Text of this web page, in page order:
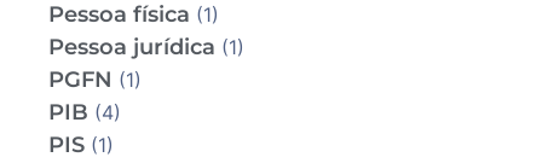
Pessoa física (1)
Pessoa jurídica (1)
PGFN (1)
PIB (4)
PIS (1)